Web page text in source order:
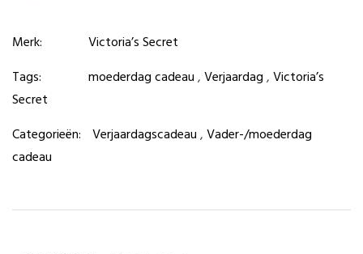
Merk:
Victoria’s Secret
Tags:
moederdag cadeau,Verjaardag,Victoria’s
Secret
Categorieën: Verjaardagscadeau,Vader-/moederdag
cadeau